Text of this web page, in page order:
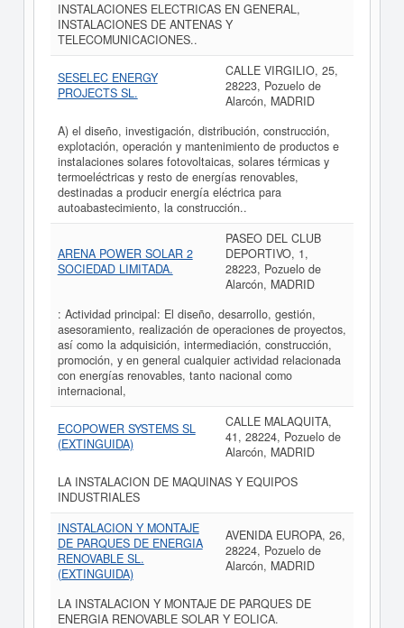
INSTALACIONES ELECTRICAS EN GENERAL,
INSTALACIONES DE ANTENAS Y
TELECOMUNICACIONES..
SESELEC ENERGY
PROJECTS SL.
CALLE VIRGILIO, 25,
28223, Pozuelo de
Alarcón, MADRID
A) el diseño, investigación, distribución, construcción,
explotación, operación y mantenimiento de productos e
instalaciones solares fotovoltaicas, solares térmicas y
termoeléctricas y resto de energías renovables,
destinadas a producir energía eléctrica para
autoabastecimiento, la construcción..
ARENA POWER SOLAR 2
SOCIEDAD LIMITADA.
PASEO DEL CLUB
DEPORTIVO, 1,
28223, Pozuelo de
Alarcón, MADRID
: Actividad principal: El diseño, desarrollo, gestión,
asesoramiento, realización de operaciones de proyectos,
así como la adquisición, intermediación, construcción,
promoción, y en general cualquier actividad relacionada
con energías renovables, tanto nacional como
internacional,
ECOPOWER SYSTEMS SL
(EXTINGUIDA)
CALLE MALAQUITA,
41, 28224, Pozuelo de
Alarcón, MADRID
LA INSTALACION DE MAQUINAS Y EQUIPOS
INDUSTRIALES
INSTALACION Y MONTAJE
DE PARQUES DE ENERGIA
RENOVABLE SL.
(EXTINGUIDA)
AVENIDA EUROPA, 26,
28224, Pozuelo de
Alarcón, MADRID
LA INSTALACION Y MONTAJE DE PARQUES DE
ENERGIA RENOVABLE SOLAR Y EOLICA.